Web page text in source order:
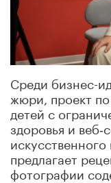
Среди бизнес-
жюри, проект
детей с
здоровья и
предлагает
фотографии